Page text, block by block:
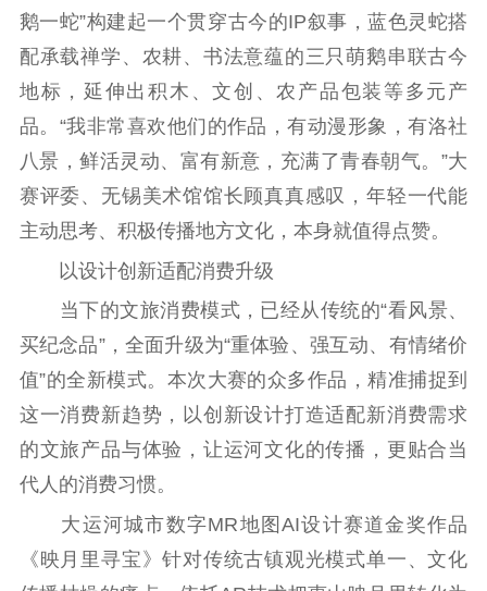
文化人才
数据资源
公共服务
新时代公民素养
新闻出版
作品著作权
科研创新
服务管理平台
智库服务
管理平台
服务管理
文化产业
统计分析
数字出版
审读服务
新闻发布工作备
案管理系统
电影
服务
理论宣讲
共建共享平台
政工继续教育学
习平台
责任编辑注册
鹅一蛇”构建起一个贯穿古今的IP叙事，蓝色灵蛇搭
配承载禅学、农耕、书法意蕴的三只萌鹅串联古今
地标，延伸出积木、文创、农产品包装等多元产
品。“我非常喜欢他们的作品，有动漫形象，有洛社
八景，鲜活灵动、富有新意，充满了青春朝气。”大
赛评委、无锡美术馆馆长顾真真感叹，年轻一代能
主动思考、积极传播地方文化，本身就值得点赞。
以设计创新适配消费升级
当下的文旅消费模式，已经从传统的“看风景、
买纪念品”，全面升级为“重体验、强互动、有情绪价
值”的全新模式。本次大赛的众多作品，精准捕捉到
这一消费新趋势，以创新设计打造适配新消费需求
的文旅产品与体验，让运河文化的传播，更贴合当
代人的消费习惯。
大运河城市数字MR地图AI设计赛道金奖作品
《映月里寻宝》针对传统古镇观光模式单一、文化